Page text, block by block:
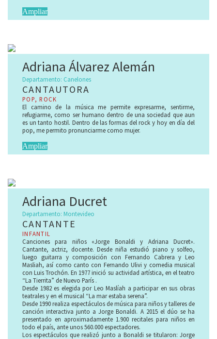
Ampliar
Adriana Álvarez Alemán
Departamento: Canelones
CANTAUTORA
POP, ROCK
El camino de la música me permite expresarme, sentirme,
refugiarme, como ser humano dentro de una sociedad que aun
es un tanto hostil. Dentro de las formas del rock y hoy en día del
pop, me permito pronunciarme como mujer.
Ampliar
Adriana Ducret
Departamento: Montevideo
CANTANTE
INFANTIL
Canciones para niños «Jorge Bonaldi y Adriana Ducret».
Cantante, actriz, docente. Desde niña estudió piano y solfeo,
luego guitarra y composición con Fernando Cabrera y Leo
Masliah, así como canto con Fernando Ulivi y comedia musical
con Luis Trochón. En 1977 inició su actividad artística, en el teatro
“La Tierrita” de Nuevo París .
Desde 1982 es elegida por Leo Maslíah a participar en sus obras
teatrales y en el musical “La mar estaba serena”.
Desde 1990 realiza espectáculos de música para niños y talleres de
canción interactiva junto a Jorge Bonaldi. A 2015 el dúo se ha
presentado en aproximadamente 1.900 recitales para niños en
todo el país, ante unos 560.000 espectadores.
Los espectáculos que realizó junto a Bonaldi se titularon: Jorge